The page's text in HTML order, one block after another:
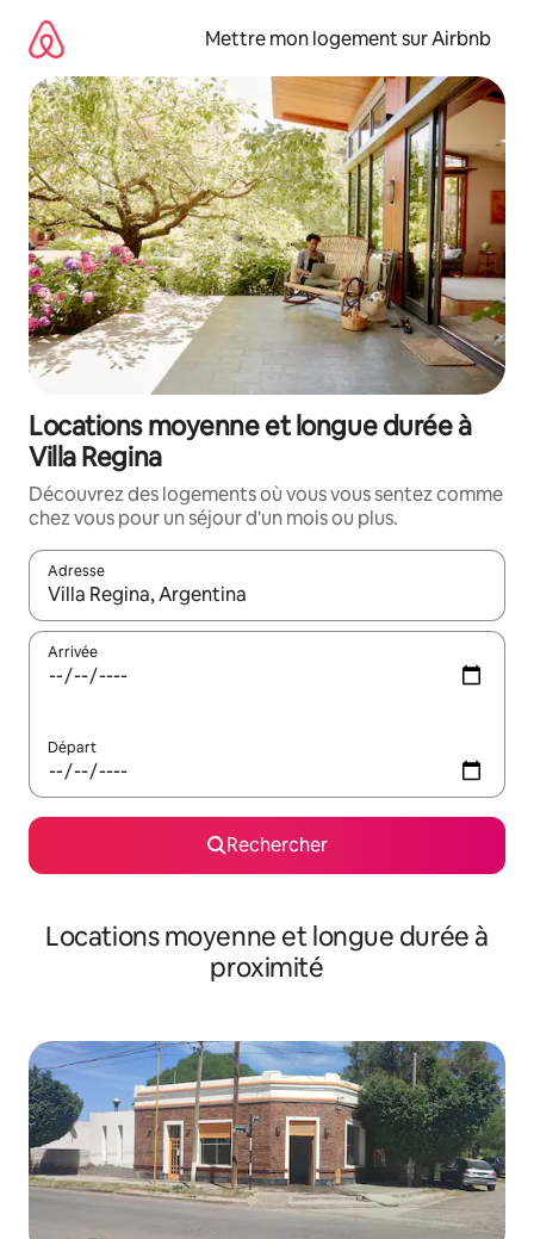
directement
contenu
Mettre mon logement sur Airbnb
Locations moyenne et longue durée à
Villa Regina
Découvrez des logements où vous vous sentez comme
chez vous pour un séjour d'un mois ou plus.
Adresse
Lorsque les résultats s'affichent, utilisez les flèches vers le
Arrivée
Départ
Rechercher
Locations moyenne et longue durée à
proximité